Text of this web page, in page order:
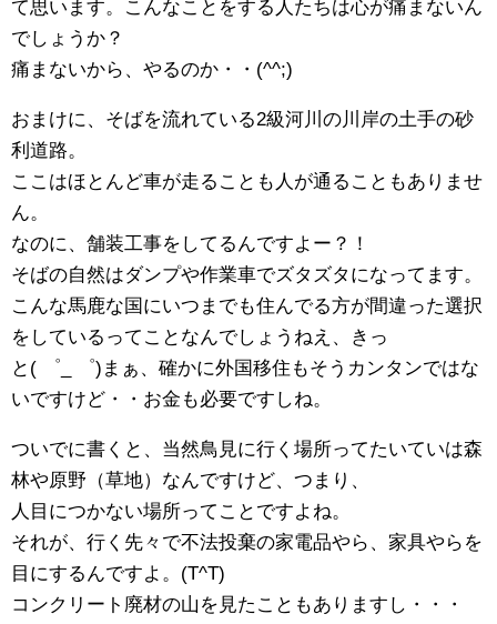
て思います。こんなことをする人たちは心が痛まないん
でしょうか？
痛まないから、やるのか・・(^^;)
おまけに、そばを流れている2級河川の川岸の土手の砂
利道路。
ここはほとんど車が走ることも人が通ることもありませ
ん。
なのに、舗装工事をしてるんですよー？！
そばの自然はダンプや作業車でズタズタになってます。
こんな馬鹿な国にいつまでも住んでる方が間違った選択
をしているってことなんでしょうねえ、きっ
と( ゜_ ゜)まぁ、確かに外国移住もそうカンタンではな
いですけど・・お金も必要ですしね。
ついでに書くと、当然鳥見に行く場所ってたいていは森
林や原野（草地）なんですけど、つまり、
人目につかない場所ってことですよね。
それが、行く先々で不法投棄の家電品やら、家具やらを
目にするんですよ。(T^T)
コンクリート廃材の山を見たこともありますし・・・